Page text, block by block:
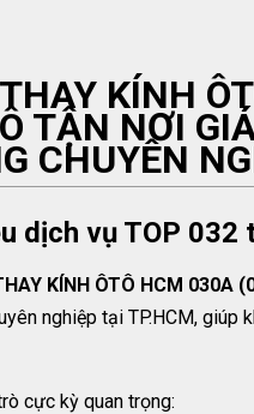
KÍNH
TẬN NƠI
CHUYÊN
dịch vụ TOP
KÍNH ÔTÔ HCM 030A
nghiệp tại TP.HCM, giúp
cực kỳ quan trọng: